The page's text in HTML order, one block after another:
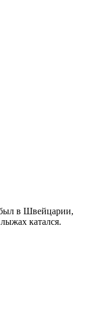
в Швейцарии,
катался.